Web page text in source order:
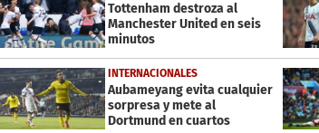
Tottenham destroza al
Manchester United en seis
minutos
INTERNACIONALES
Aubameyang evita cualquier
sorpresa y mete al
Dortmund en cuartos